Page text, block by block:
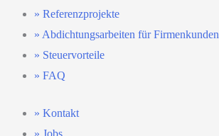
» Referenzprojekte
» Abdichtungsarbeiten für Firmenkunden
» Steuervorteile
» FAQ
» Kontakt
» Jobs